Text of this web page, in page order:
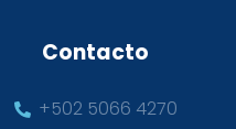
Contacto
+502 5066 4270